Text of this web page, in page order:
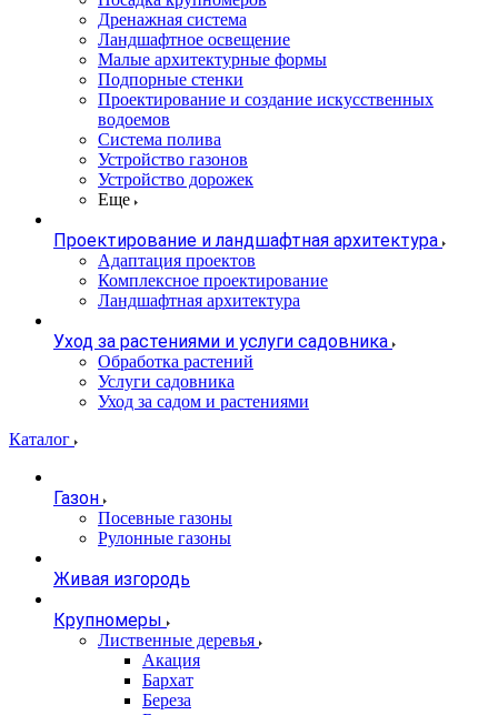
Дренажная система
Ландшафтное освещение
Малые архитектурные формы
Подпорные стенки
Проектирование и создание искусственных
водоемов
Система полива
Устройство газонов
Устройство дорожек
Еще
Проектирование и ландшафтная архитектура
Адаптация проектов
Комплексное проектирование
Ландшафтная архитектура
Уход за растениями и услуги садовника
Обработка растений
Услуги садовника
Уход за садом и растениями
Каталог
Газон
Посевные газоны
Рулонные газоны
Живая изгородь
Крупномеры
Лиственные деревья
Акация
Бархат
Береза